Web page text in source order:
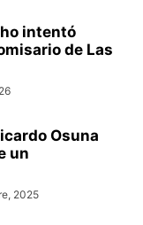
intentó
de Las
Osuna
un
2025